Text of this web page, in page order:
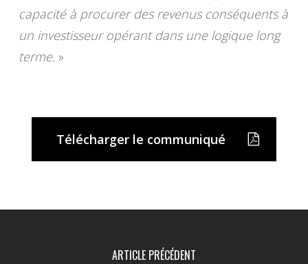
capacité à procurer des revenus conséquents à
un investisseur opérant dans une logique long
terme. »
Télécharger le communiqué
ARTICLE PRÉCÉDENT